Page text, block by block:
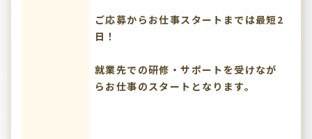
ご応募からお仕事スタートまでは最短2
日！
就業先での研修・サポートを受けなが
らお仕事のスタートとなります。